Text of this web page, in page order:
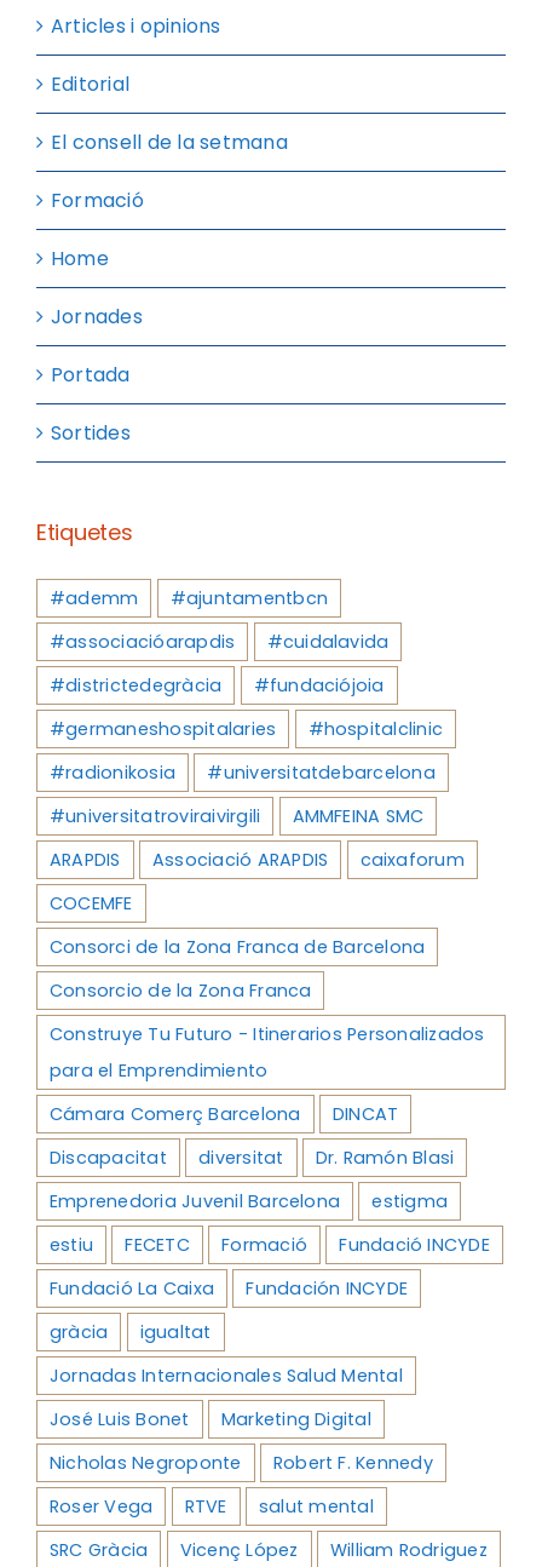
Articles i opinions
Editorial
El consell de la setmana
Formació
Home
Jornades
Portada
Sortides
Etiquetes
#ademm
#ajuntamentbcn
#associacióarapdis
#cuidalavida
#districtedegràcia
#fundaciójoia
#germaneshospitalaries
#hospitalclinic
#radionikosia
#universitatdebarcelona
#universitatroviraivirgili
AMMFEINA SMC
ARAPDIS
Associació ARAPDIS
caixaforum
COCEMFE
Consorci de la Zona Franca de Barcelona
Consorcio de la Zona Franca
Construye Tu Futuro - Itinerarios Personalizados
para el Emprendimiento
Cámara Comerç Barcelona
DINCAT
Discapacitat
diversitat
Dr. Ramón Blasi
Emprenedoria Juvenil Barcelona
estigma
estiu
FECETC Formació
Fundació INCYDE
Fundació La Caixa
Fundación INCYDE
gràcia
igualtat
Jornadas Internacionales Salud Mental
José Luis Bonet
Marketing Digital
Nicholas Negroponte
Robert F. Kennedy
Roser Vega
RTVE
salut mental
SRC Gràcia
Vicenç López William Rodriguez